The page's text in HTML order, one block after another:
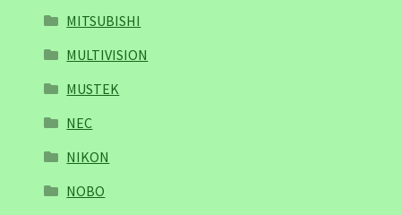
MITSUBISHI
MULTIVISION
MUSTEK
NEC
NIKON
NOBO